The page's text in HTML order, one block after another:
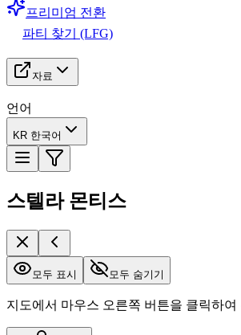
프리미엄 전환
파티 찾기 (LFG)
자료
언어
KR 한국어
스텔라 몬티스
모두 표시 모두 숨기기
지도에서 마우스 오른쪽 버튼을 클릭하여